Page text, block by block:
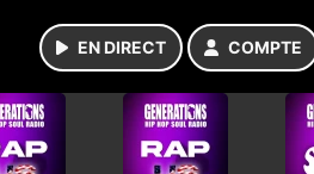
EN DIRECT COMPTE